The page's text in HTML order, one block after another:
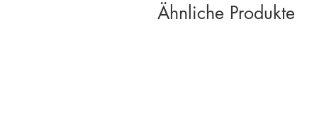
Ähnliche Produkte